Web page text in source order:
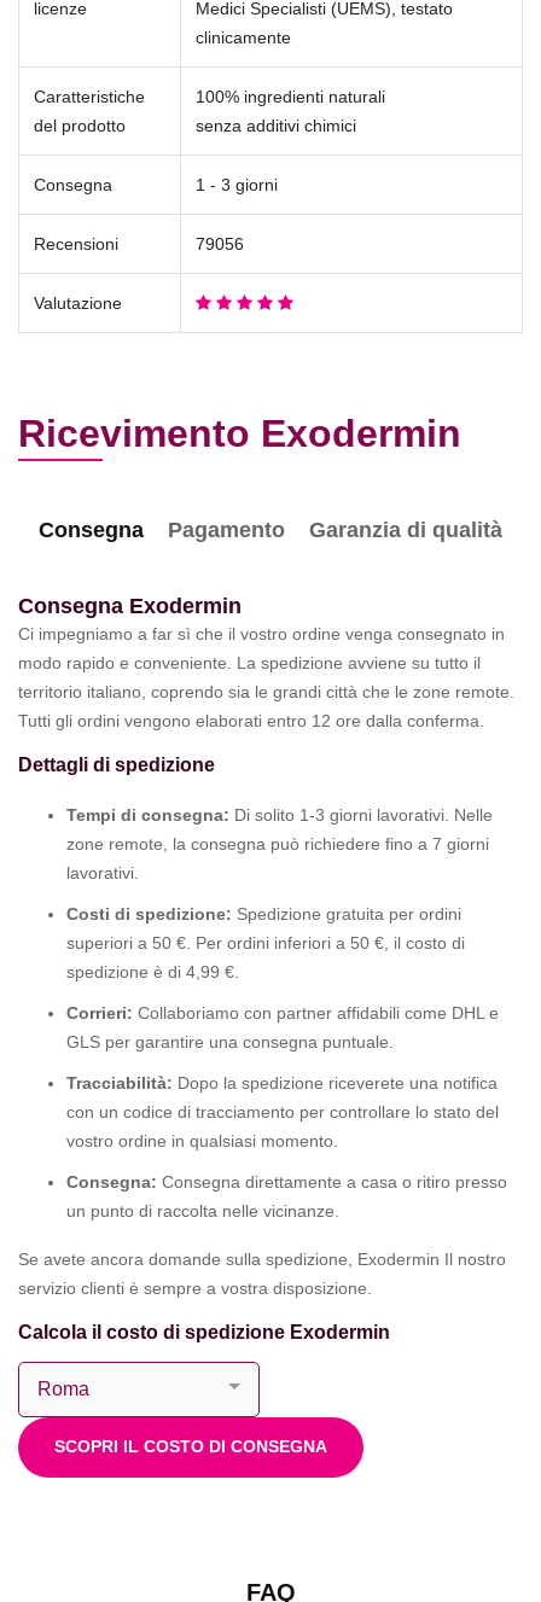
licenze
Medici Specialisti (UEMS), testato
clinicamente
Caratteristiche
del prodotto
100% ingredienti naturali
senza additivi chimici
Consegna 1 - 3 giorni
Recensioni 79056
Valutazione
Ricevimento Exodermin
Consegna Pagamento Garanzia di qualità
Consegna Exodermin
Ci impegniamo a far sì che il vostro ordine venga consegnato in
modo rapido e conveniente. La spedizione avviene su tutto il
territorio italiano, coprendo sia le grandi città che le zone remote.
Tutti gli ordini vengono elaborati entro 12 ore dalla conferma.
Dettagli di spedizione
Tempi di consegna: Di solito 1-3 giorni lavorativi. Nelle
zone remote, la consegna può richiedere fino a 7 giorni
lavorativi.
Costi di spedizione: Spedizione gratuita per ordini
superiori a 50 €. Per ordini inferiori a 50 €, il costo di
spedizione è di 4,99 €.
Corrieri: Collaboriamo con partner affidabili come DHL e
GLS per garantire una consegna puntuale.
Tracciabilità: Dopo la spedizione riceverete una notifica
con un codice di tracciamento per controllare lo stato del
vostro ordine in qualsiasi momento.
Consegna: Consegna direttamente a casa o ritiro presso
un punto di raccolta nelle vicinanze.
Se avete ancora domande sulla spedizione, Exodermin Il nostro
servizio clienti è sempre a vostra disposizione.
Calcola il costo di spedizione Exodermin
SCOPRI IL COSTO DI CONSEGNA
FAQ